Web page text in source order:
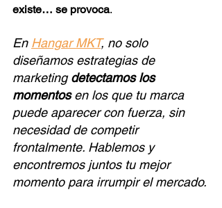
existe… se provoca.
En Hangar MKT, no solo
diseñamos estrategias de
marketing detectamos los
momentos en los que tu marca
puede aparecer con fuerza, sin
necesidad de competir
frontalmente. Hablemos y
encontremos juntos tu mejor
momento para irrumpir el mercado.